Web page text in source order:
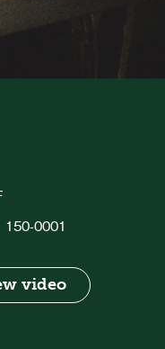
150-0001
video